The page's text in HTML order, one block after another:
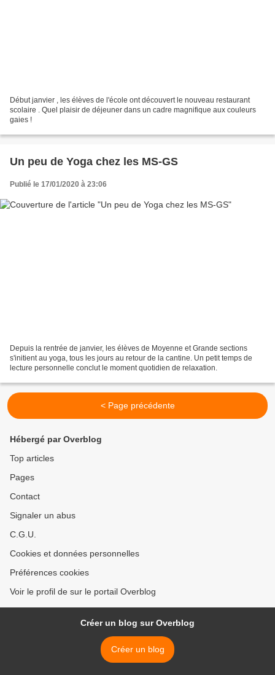
Début janvier , les élèves de l'école ont découvert le nouveau restaurant
scolaire . Quel plaisir de déjeuner dans un cadre magnifique aux couleurs
gaies !
Un peu de Yoga chez les MS-GS
Publié le 17/01/2020 à 23:06
Depuis la rentrée de janvier, les élèves de Moyenne et Grande sections
s'initient au yoga, tous les jours au retour de la cantine. Un petit temps de
lecture personnelle conclut le moment quotidien de relaxation.
< Page précédente
Hébergé par Overblog
Top articles
Pages
Contact
Signaler un abus
C.G.U.
Cookies et données personnelles
Préférences cookies
Voir le profil de sur le portail Overblog
Créer un blog sur Overblog
Créer un blog